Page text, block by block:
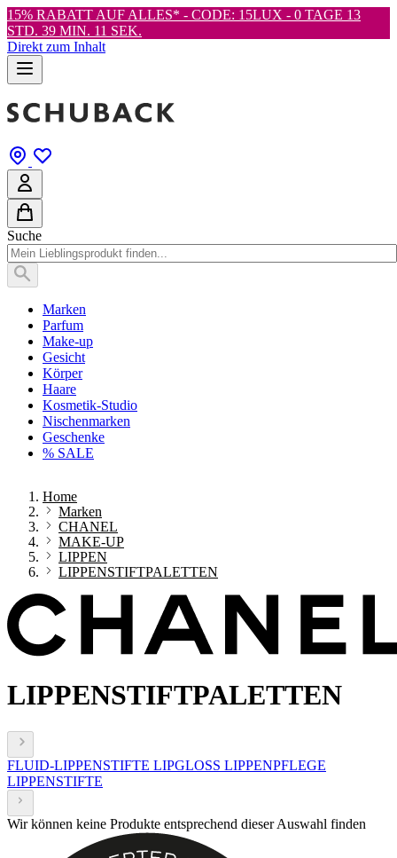
15% RABATT AUF ALLES* - CODE: 15LUX - 0 TAGE 13
STD. 39 MIN. 11 SEK.
Direkt zum Inhalt
Suche
Marken
Parfum
Make-up
Gesicht
Körper
Haare
Kosmetik-Studio
Nischenmarken
Geschenke
% SALE
Home
Marken
CHANEL
MAKE-UP
LIPPEN
LIPPENSTIFTPALETTEN
LIPPENSTIFTPALETTEN
FLUID-LIPPENSTIFTE LIPGLOSS LIPPENPFLEGE
LIPPENSTIFTE
Wir können keine Produkte entsprechend dieser Auswahl finden